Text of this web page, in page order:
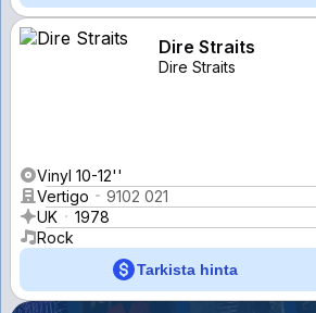
Dire Straits
Dire Straits
Vinyl 10-12''
Vertigo
9102 021
UK
1978
Rock
Tarkista hinta